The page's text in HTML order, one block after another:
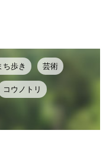
ち歩き 芸術
コウノトリ